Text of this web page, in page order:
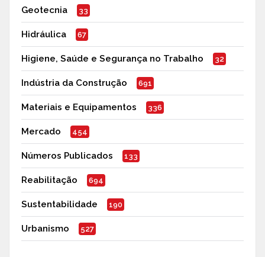
Geotecnia 33
Hidráulica 67
Higiene, Saúde e Segurança no Trabalho 32
Indústria da Construção 691
Materiais e Equipamentos 336
Mercado 454
Números Publicados 133
Reabilitação 694
Sustentabilidade 190
Urbanismo 527